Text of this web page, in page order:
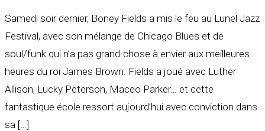
Samedi soir dernier, Boney Fields a mis le feu au Lunel Jazz
Festival, avec son mélange de Chicago Blues et de
soul/funk qui n’a pas grand-chose à envier aux meilleures
heures du roi James Brown. Fields a joué avec Luther
Allison, Lucky Peterson, Maceo Parker… et cette
fantastique école ressort aujourd’hui avec conviction dans
sa […]